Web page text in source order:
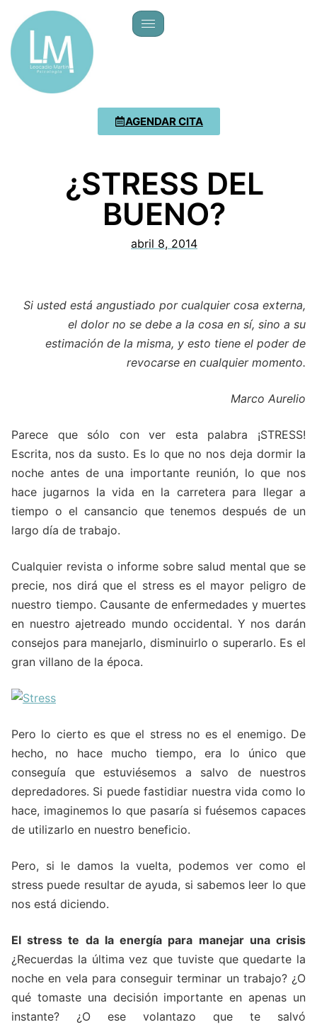
AGENDAR CITA
¿STRESS DEL
BUENO?
abril 8, 2014
Si usted está angustiado por cualquier cosa externa,
el dolor no se debe a la cosa en sí, sino a su
estimación de la misma, y esto tiene el poder de
revocarse en cualquier momento.
Marco Aurelio
Parece que sólo con ver esta palabra ¡STRESS!
Escrita, nos da susto. Es lo que no nos deja dormir la
noche antes de una importante reunión, lo que nos
hace jugarnos la vida en la carretera para llegar a
tiempo o el cansancio que tenemos después de un
largo día de trabajo.
Cualquier revista o informe sobre salud mental que se
precie, nos dirá que el stress es el mayor peligro de
nuestro tiempo. Causante de enfermedades y muertes
en nuestro ajetreado mundo occidental. Y nos darán
consejos para manejarlo, disminuirlo o superarlo. Es el
gran villano de la época.
Pero lo cierto es que el stress no es el enemigo. De
hecho, no hace mucho tiempo, era lo único que
conseguía que estuviésemos a salvo de nuestros
depredadores. Si puede fastidiar nuestra vida como lo
hace, imaginemos lo que pasaría si fuésemos capaces
de utilizarlo en nuestro beneficio.
Pero, si le damos la vuelta, podemos ver como el
stress puede resultar de ayuda, si sabemos leer lo que
nos está diciendo.
El stress te da la energía para manejar una crisis
¿Recuerdas la última vez que tuviste que quedarte la
noche en vela para conseguir terminar un trabajo? ¿O
qué tomaste una decisión importante en apenas un
instante? ¿O ese volantazo que te salvó